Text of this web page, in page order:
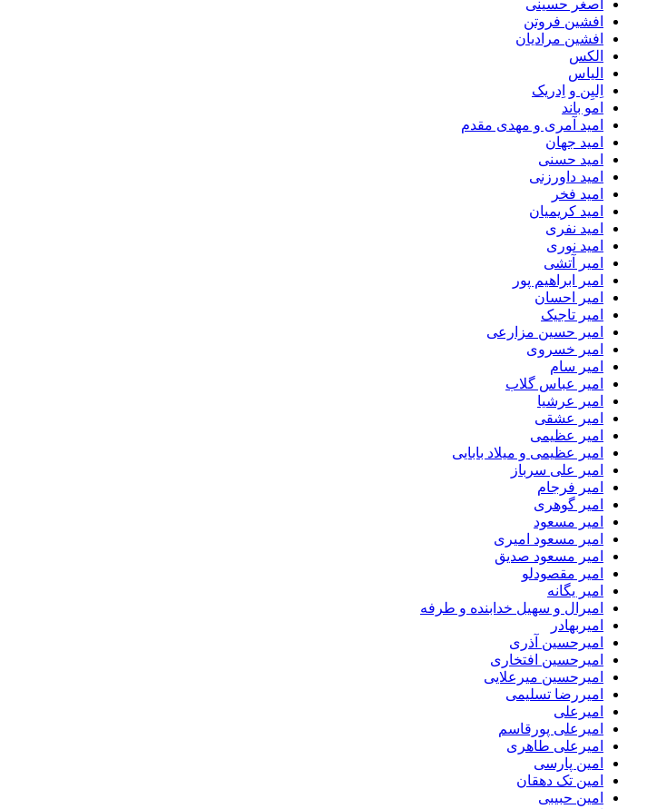
اصغر حسینی
افشین فروتن
افشین مرادیان
الکس
الیاس
اِلیِن و اِدریک
امو باند
امید آمری و مهدی مقدم
امید جهان
امید حسنی
امید داورزنی
امید فخر
امید کریمیان
امید نفری
امید نوری
امیر آتشی
امیر ابراهیم پور
امیر احسان
امیر تاجیک
امیر حسین مزارعی
امیر خسروی
امیر سام
امیر عباس گلاب
امیر عرشیا
امیر عشقی
امیر عظیمی
امیر عظیمی و میلاد بابایی
امیر علی سرباز
امیر فرجام
امیر گوهری
امیر مسعود
امیر مسعود امیری
امیر مسعود صدیق
امیر مقصودلو
امیر یگانه
امیرال و سهیل خدابنده و طرفه
امیربهادر
امیرحسین آذری
امیرحسین افتخاری
امیرحسین میرعلایی
امیررضا تسلیمی
امیرعلی
امیرعلی پورقاسم
امیرعلی طاهری
امین پارسی
امین تک دهقان
امین حبیبی